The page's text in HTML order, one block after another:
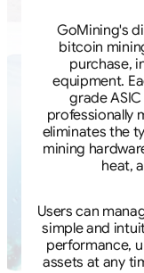
GoMining's
bitcoin
purchase,
equipment.
grade
professionally
eliminates the
mining
heat,
Users can
simple and
performance,
assets at any